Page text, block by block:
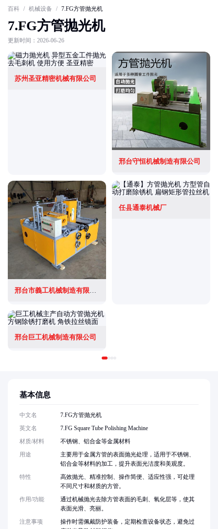
百科 / 机械设备 / 7.FG方管抛光机
7.FG方管抛光机
更新时间：2026-06-26
苏州圣亚精密机械有限公司
邢台守恒机械制造有限公司
邢台市義工机械制造有限公司
任县通泰机械厂
邢台巨工机械制造有限公司
基本信息
中文名
7.FG方管抛光机
英文名
7.FG Square Tube Polishing Machine
材质/材料
不锈钢、铝合金等金属材料
用途
主要用于金属方管的表面抛光处理，适用于不锈钢、
铝合金等材料的加工，提升表面光洁度和美观度。
特性
高效抛光、精准控制、操作简便、适应性强，可处理
不同尺寸和材质的方管。
作用/功能
通过机械抛光去除方管表面的毛刺、氧化层等，使其
表面光滑、亮丽。
注意事项
操作时需佩戴防护装备，定期检查设备状态，避免过